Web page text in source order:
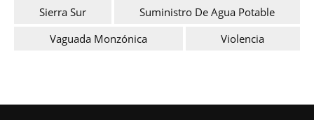
Sierra Sur
Suministro De Agua Potable
Vaguada Monzónica
Violencia